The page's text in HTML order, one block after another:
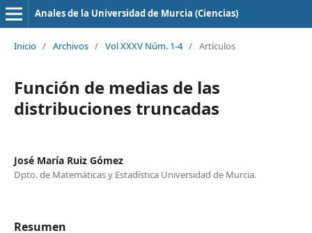
Anales de la Universidad de Murcia (Ciencias)
Inicio / Archivos / Vol XXXV Núm. 1-4 / Artículos
Función de medias de las
distribuciones truncadas
José María Ruiz Gómez
Dpto. de Matemáticas y Estadística Universidad de Murcia.
Resumen